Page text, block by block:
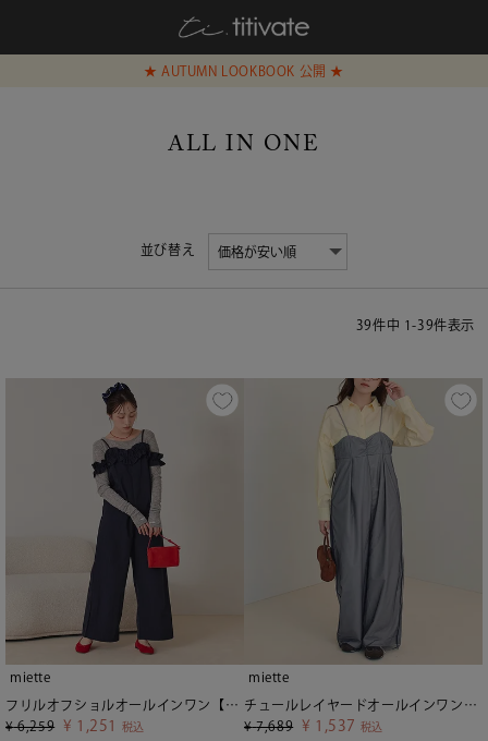
★ AUTUMN LOOKBOOK 公開 ★
ALL IN ONE
並び替え
39件中 1-39件表示
miette
フリルオフショルオールインワン【miette ミエット】
¥ 6,259 ¥ 1,251 税込
miette
チュールレイヤードオールインワン【miette ミエット】
¥ 7,689 ¥ 1,537 税込